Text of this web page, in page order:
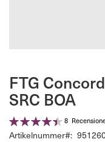
FTG
SRC BOA
Betyg:
90%
8
Artikelnummer
till
början
av
bildgalleriet